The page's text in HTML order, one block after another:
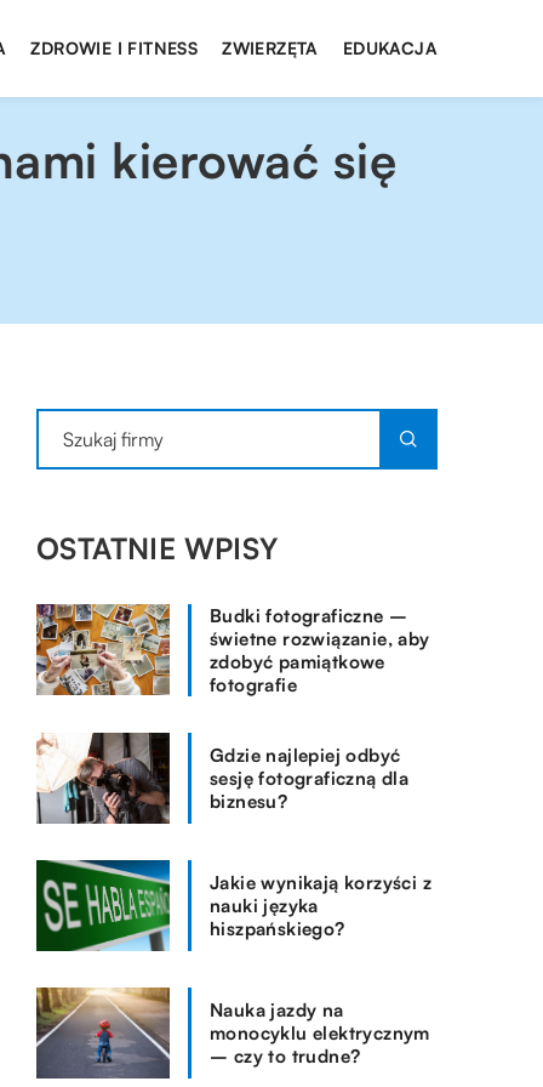
ZDROWIE I FITNESS ZWIERZĘTA EDUKACJA
kierować się
OSTATNIE WPISY
Budki fotograficzne –
świetne rozwiązanie, aby
zdobyć pamiątkowe
fotografie
Gdzie najlepiej odbyć
sesję fotograficzną dla
biznesu?
Jakie wynikają korzyści z
nauki języka
hiszpańskiego?
Nauka jazdy na
monocyklu elektrycznym
– czy to trudne?